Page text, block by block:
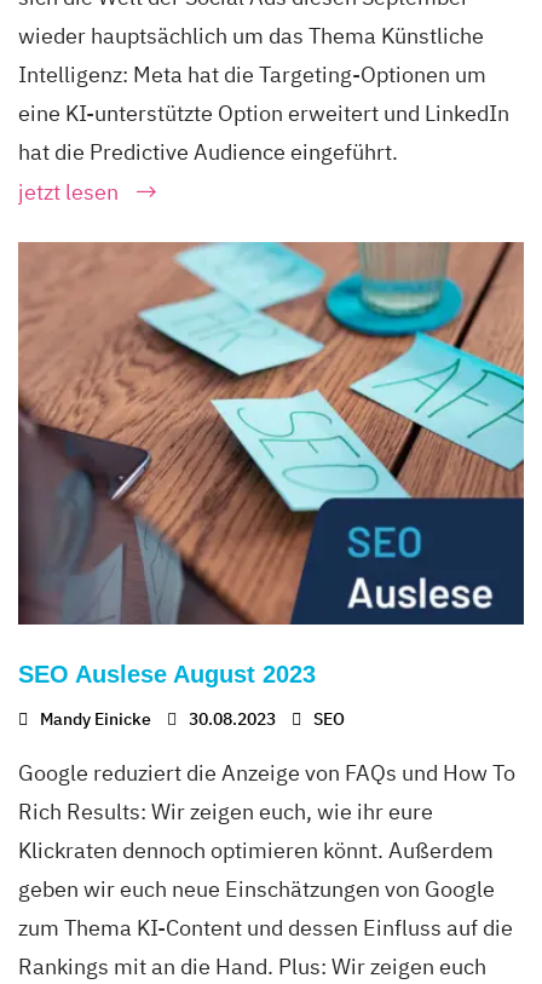
wieder hauptsächlich um das Thema Künstliche
Intelligenz: Meta hat die Targeting-Optionen um
eine KI-unterstützte Option erweitert und LinkedIn
hat die Predictive Audience eingeführt.
jetzt lesen
SEO Auslese August 2023
Mandy Einicke 30.08.2023 SEO
Google reduziert die Anzeige von FAQs und How To
Rich Results: Wir zeigen euch, wie ihr eure
Klickraten dennoch optimieren könnt. Außerdem
geben wir euch neue Einschätzungen von Google
zum Thema KI-Content und dessen Einfluss auf die
Rankings mit an die Hand. Plus: Wir zeigen euch